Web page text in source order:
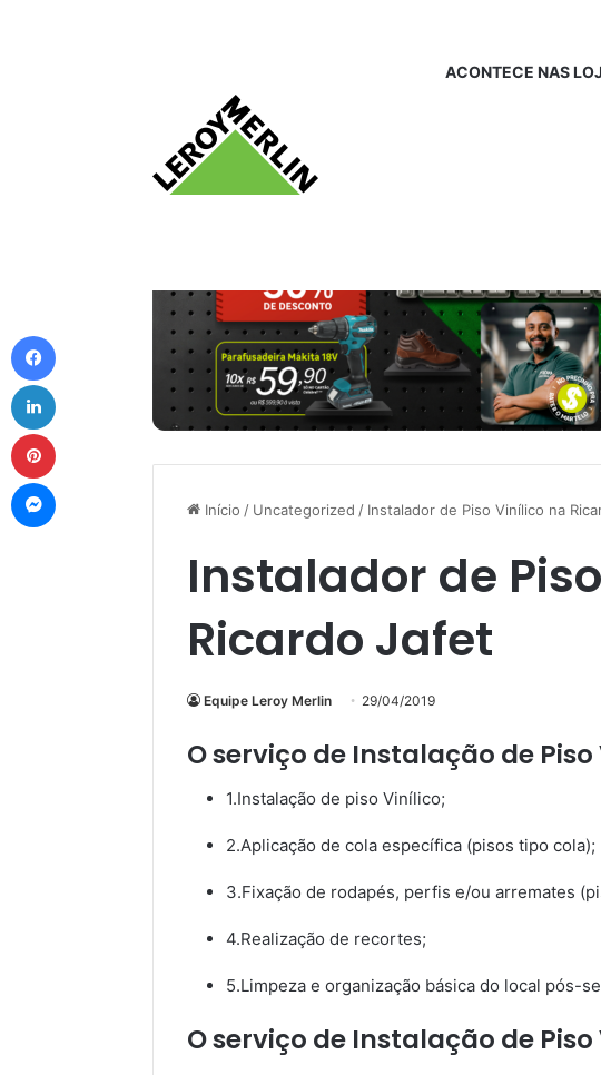
ACONTECE NAS
Início / Uncategorized / Instalador de Piso Vinílico na
Instalador de
Ricardo Jafet
Equipe Leroy Merlin 29/04/2019
O serviço de Instalação de
1.Instalação de piso Vinílico;
2.Aplicação de cola específica (pisos tipo cola);
3.Fixação de rodapés, perfis e/ou arremates
4.Realização de recortes;
5.Limpeza e organização básica do local pós-
O serviço de Instalação de